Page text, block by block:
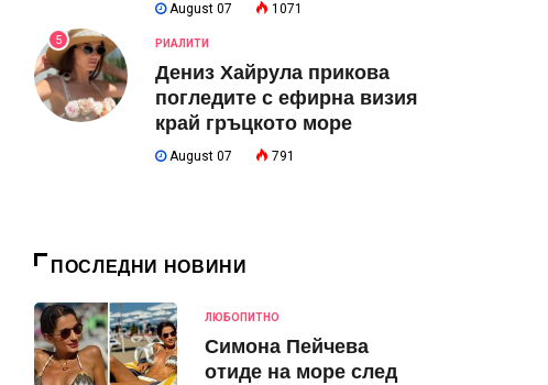
August 07 1071
5 РИАЛИТИ
Дениз Хайрула прикова
погледите с ефирна визия
край гръцкото море
August 07 791
ПОСЛЕДНИ НОВИНИ
ЛЮБОПИТНО
Симона Пейчева
отиде на море след